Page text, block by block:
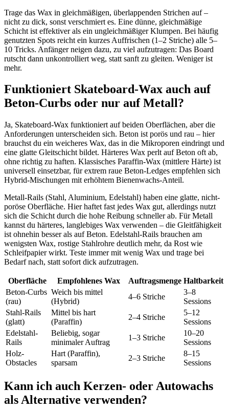
Trage das Wax in gleichmäßigen, überlappenden Strichen auf –
nicht zu dick, sonst verschmiert es. Eine dünne, gleichmäßige
Schicht ist effektiver als ein ungleichmäßiger Klumpen. Bei häufig
genutzten Spots reicht ein kurzes Auffrischen (1–2 Striche) alle 5–
10 Tricks. Anfänger neigen dazu, zu viel aufzutragen: Das Board
rutscht dann unkontrolliert weg, statt sanft zu gleiten. Weniger ist
mehr.
Funktioniert Skateboard-Wax auch auf
Beton-Curbs oder nur auf Metall?
Ja, Skateboard-Wax funktioniert auf beiden Oberflächen, aber die
Anforderungen unterscheiden sich. Beton ist porös und rau – hier
brauchst du ein weicheres Wax, das in die Mikroporen eindringt und
eine glatte Gleitschicht bildet. Härteres Wax perlt auf Beton oft ab,
ohne richtig zu haften. Klassisches Paraffin-Wax (mittlere Härte) ist
universell einsetzbar, für extrem raue Beton-Ledges empfehlen sich
Hybrid-Mischungen mit erhöhtem Bienenwachs-Anteil.
Metall-Rails (Stahl, Aluminium, Edelstahl) haben eine glatte, nicht-
poröse Oberfläche. Hier haftet fast jedes Wax gut, allerdings nutzt
sich die Schicht durch die hohe Reibung schneller ab. Für Metall
kannst du härteres, langlebiges Wax verwenden – die Gleitfähigkeit
ist ohnehin besser als auf Beton. Edelstahl-Rails brauchen am
wenigsten Wax, rostige Stahlrohre deutlich mehr, da Rost wie
Schleifpapier wirkt. Teste immer mit wenig Wax und trage bei
Bedarf nach, statt sofort dick aufzutragen.
Oberfläche Empfohlenes Wax Auftragsmenge Haltbarkeit
Beton-Curbs
(rau)
Weich bis mittel
(Hybrid)
4–6 Striche
3–8
Sessions
Stahl-Rails
(glatt)
Mittel bis hart
(Paraffin)
2–4 Striche
5–12
Sessions
Edelstahl-
Rails
Beliebig, sogar
minimaler Auftrag
1–3 Striche
10–20
Sessions
Holz-
Obstacles
Hart (Paraffin),
sparsam
2–3 Striche
8–15
Sessions
Kann ich auch Kerzen- oder Autowachs
als Alternative verwenden?